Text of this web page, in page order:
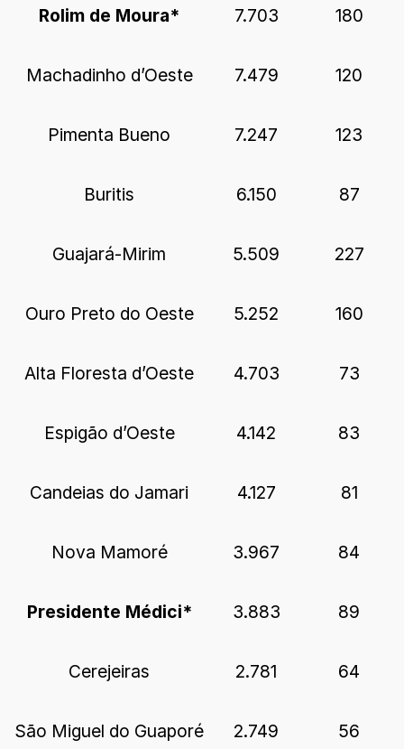
Rolim de Moura* 7.703 180
Machadinho d’Oeste 7.479 120
Pimenta Bueno 7.247 123
Buritis 6.150 87
Guajará-Mirim 5.509 227
Ouro Preto do Oeste 5.252 160
Alta Floresta d’Oeste 4.703 73
Espigão d’Oeste 4.142 83
Candeias do Jamari 4.127 81
Nova Mamoré 3.967 84
Presidente Médici* 3.883 89
Cerejeiras 2.781 64
São Miguel do Guaporé 2.749 56